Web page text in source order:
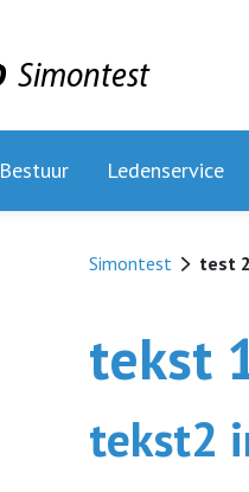
Simontest
Bestuur Ledenservice
Simontest test
tekst
tekst2